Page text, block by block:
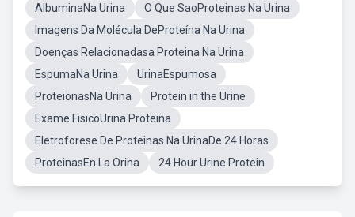
AlbuminaNa Urina
O Que SaoProteinas Na Urina
Imagens Da Molécula DeProteína Na Urina
Doenças Relacionadasa Proteina Na Urina
EspumaNa Urina
UrinaEspumosa
ProteionasNa Urina
Protein in the Urine
Exame FisicoUrina Proteina
Eletroforese De Proteinas Na UrinaDe 24 Horas
ProteinasEn La Orina
24 Hour Urine Protein